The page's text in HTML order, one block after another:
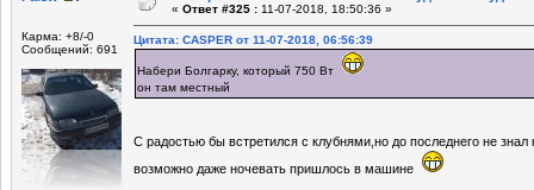
Карма: +8/-0
Сообщений: 691
« Ответ #325 : 11-07-2018, 18:50:36 »
Цитата: CASPER от 11-07-2018, 06:56:39
Набери Болгарку, который 750 Вт
он там местный
С радостью бы встретился с клубнями,но до последнего не знал
возможно даже ночевать пришлось в машине